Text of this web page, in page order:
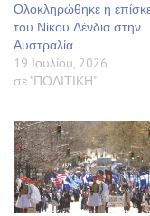
Ολοκληρώθηκε η
του Νίκου Δένδια στην
Αυστραλία
19 Ιουλίου, 2026
σε "ΠΟΛΙΤΙΚΗ"